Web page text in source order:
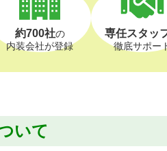
約700社の
内装会社が登録
専任スタッ
徹底サポー
いて